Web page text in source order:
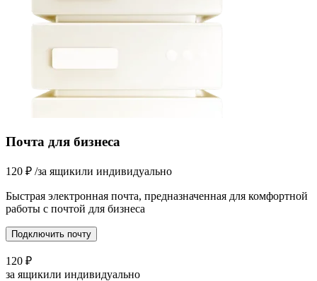
Почта для бизнеса
120 ₽ /за ящикили индивидуально
Быстрая электронная почта, предназначенная для комфортной
работы с почтой для бизнеса
Подключить почту
120 ₽
за ящикили индивидуально